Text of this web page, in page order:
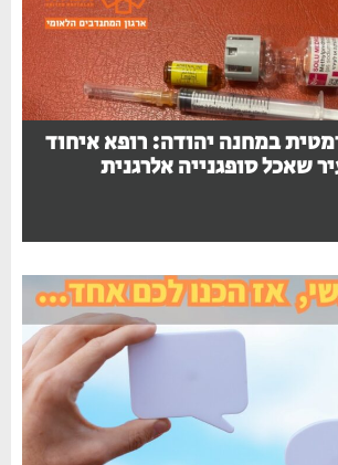
במחנה יהודה: רופא איחוד
סופגנייה אלרגנית